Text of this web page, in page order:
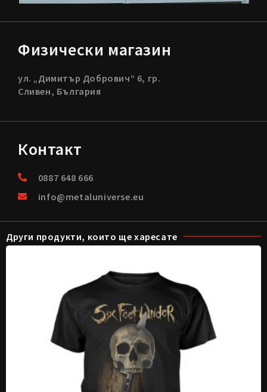
Физически магазин
ул. „Димитър Добрович“ 6, гр.
Сливен, България
Контакт
0887 648 666
info@metaluniverse.eu
Други продукти, които ще харесате